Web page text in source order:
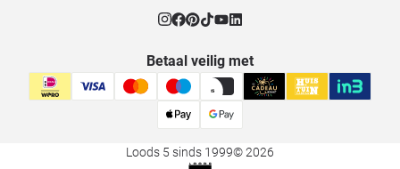
Betaal veilig met
Loods 5 sinds 1999© 2026